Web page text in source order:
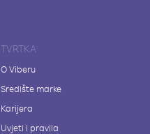
TVRTKA
O Viberu
Središte marke
Karijera
Uvjeti i pravila